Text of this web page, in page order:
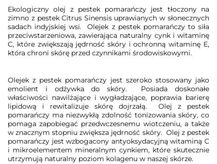
Ekologiczny olej z pestek pomarańczy jest tłoczony na
zimno z pestek Citrus Sinensis uprawianych w słonecznych
sadach indyjskiej wsi.
Olejek z pestek pomarańczy to siła
przeciwstarzeniowa, zawierająca naturalny cynk i witaminę
C, które zwiększają jędrność skóry i ochronną witaminę E,
która chroni skórę przed czynnikami środowiskowymi.
Olejek z pestek pomarańczy jest szeroko stosowany jako
emolient i odżywka do skóry.
Posiada doskonałe
właściwości nawilżające i wygładzające, poprawia barierę
lipidową i rewitalizuje skórę dojrzałą.
Olej z pestek
pomarańczy ma niezwykłą zdolność tonizowania skóry, co
pomaga zapobiegać przedwczesnemu wiotczeniu, a także
w znacznym stopniu zwiększa jędrność skóry. Olej z pestek
pomarańczy jest wzbogacony antyoksydacyjną witaminą C
i mikroelementem mineralnym cynkiem, które skutecznie
utrzymują naturalny poziom kolagenu w naszej skórze.